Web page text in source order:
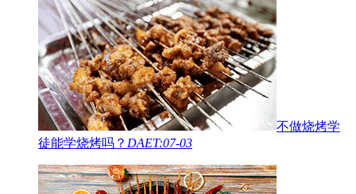
不做烧烤学
徒能学烧烤吗？ DAET:07-03